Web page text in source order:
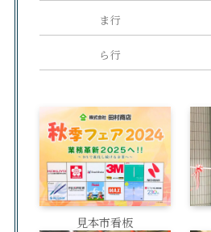
ま行
ら行
見本市看板